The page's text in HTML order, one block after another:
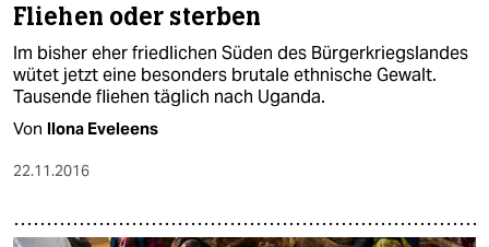
Fliehen oder sterben
Im bisher eher friedlichen Süden des Bürgerkriegslandes
wütet jetzt eine besonders brutale ethnische Gewalt.
Tausende fliehen täglich nach Uganda.
Von Ilona Eveleens
22.11.2016